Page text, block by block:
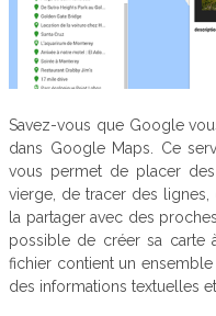
Savez-vous que Google
dans Google Maps. Ce
vous permet de placer
vierge, de tracer des
la partager avec des
possible de créer sa carte
fichier contient un
des informations textuelles